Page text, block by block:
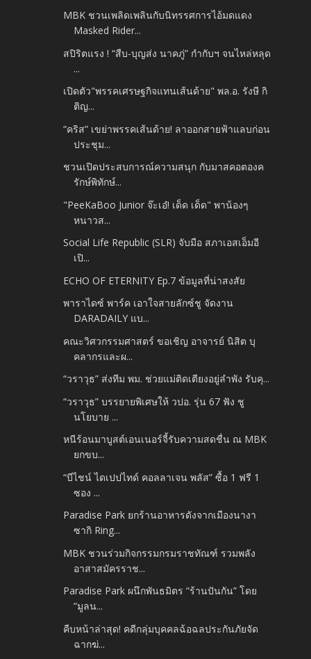
MBK ชวนเพลิดเพลินกับนิทรรศการไอ้มดแดง
Masked Rider...
สปิริตแรง ! “สืบ-บุญส่ง นาคภู่” กำกับฯ จนไหล่หลุด
...
เปิดตัว"พรรคเศรษฐกิจแทนเส้นด้าย" พล.อ. รังษี กิ
ติญ...
“คริส” เขย่าพรรคเส้นด้าย! ลาออกสายฟ้าแลบก่อน
ประชุม...
ชวนเปิดประสบการณ์ความสนุก กับมาสคอตองค
รักษ์พิทักษ์...
"PeeKaBoo Junior จ๊ะเอ๋! เด็ด เด็ด" พาน้องๆ
หนาวส...
Social Life Republic (SLR) จับมือ สภาเอสเอ็มอี
เปิ...
ECHO OF ETERNITY Ep.7 ข้อมูลที่น่าสงสัย
พาราไดซ์ พาร์ค เอาใจสายลักซ์ชู จัดงาน
DARADAILY แบ...
คณะวิศวกรรมศาสตร์ ขอเชิญ อาจารย์ นิสิต บุ
คลากรและผ...
“วราวุธ” ส่งทีม พม. ช่วยแม่ติดเตียงอยู่ลำพัง รับคุ...
“วราวุธ” บรรยายพิเศษให้ วปอ. รุ่น 67 ฟัง ชู
นโยบาย ...
หนีร้อนมาบูสต์เอนเนอร์จี้รับความสดชื่น ณ MBK
ยกขบ...
“บีไชน์ ไดเปปไทด์ คอลลาเจน พลัส” ซื้อ 1 ฟรี 1
ซอง ...
Paradise Park ยกร้านอาหารดังจากเมืองนางา
ซากิ Ring...
MBK ชวนร่วมกิจกรรมกรมราชทัณฑ์ รวมพลัง
อาสาสมัครราช...
Paradise Park ผนึกพันธมิตร “ร้านปันกัน” โดย
“มูลน...
คืบหน้าล่าสุด! คดีกลุ่มบุคคลฉ้อฉลประกันภัยจัด
ฉากฆ่...